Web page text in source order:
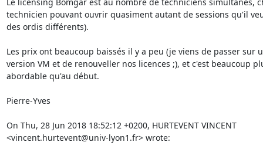
technicien pouvant ouvrir quasiment autant de sessions qu'il
des ordis différents).
Les prix ont beaucoup baissés il y a peu (je viens de passer sur
version VM et de renouveller nos licences ;), et c'est beaucoup
abordable qu'au début.
Pierre-Yves
On Thu, 28 Jun 2018 18:52:12 +0200, HURTEVENT VINCENT
<vincent.hurtevent@univ-lyon1.fr> wrote: